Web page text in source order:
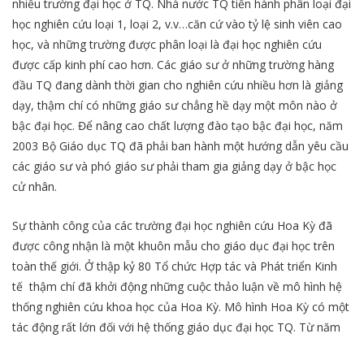
nhiều trường đại học ở TQ. Nhà nước TQ tiến hành phân loại đại
học nghiên cứu loại 1, loại 2, v.v…căn cứ vào tỷ lệ sinh viên cao
học, và những trường được phân loại là đại học nghiên cứu
được cấp kinh phí cao hơn. Các giáo sư ở những trường hàng
đầu TQ đang dành thời gian cho nghiên cứu nhiều hơn là giảng
dạy, thậm chí có những giáo sư chẳng hề dạy một môn nào ở
bậc đại học. Để nâng cao chất lượng đào tạo bậc đại học, năm
2003 Bộ Giáo dục TQ đã phải ban hành một hướng dẫn yêu cầu
các giáo sư và phó giáo sư phải tham gia giảng dạy ở bậc học
cử nhân.
Sự thành công của các trường đại học nghiên cứu Hoa Kỳ đã
được công nhận là một khuôn mẫu cho giáo dục đại học trên
toàn thế giới. Ở thập kỷ 80 Tổ chức Hợp tác và Phát triển Kinh
tế thậm chí đã khởi động những cuộc thảo luận về mô hình hệ
thống nghiên cứu khoa học của Hoa Kỳ. Mô hình Hoa Kỳ có một
tác động rất lớn đối với hệ thống giáo dục đại học TQ. Từ năm